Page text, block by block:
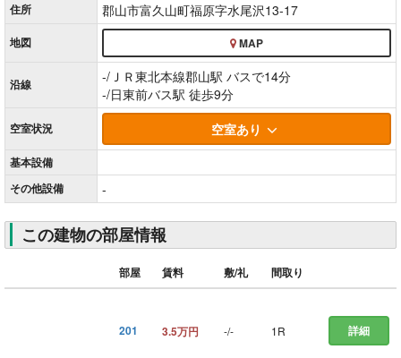
住所 郡山市富久山町福原字水尾沢13-17
地図 MAP
沿線
-/ＪＲ東北本線郡山駅 バスで14分
-/日東前バス駅 徒歩9分
空室状況 空室あり
基本設備
その他設備 -
この建物の部屋情報
部屋 賃料 敷/礼 間取り
201 3.5万円 -/- 1R 詳細